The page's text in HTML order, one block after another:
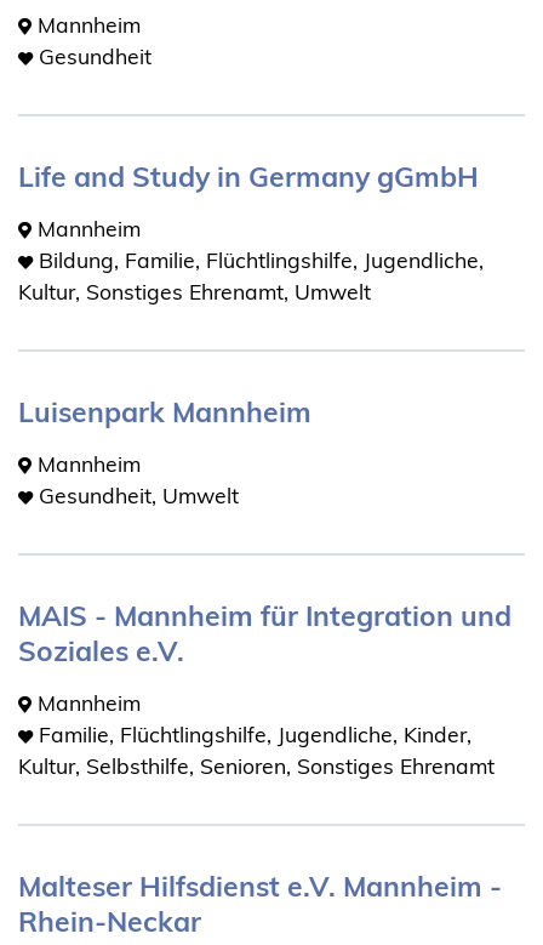
Mannheim
Gesundheit
Life and Study in Germany gGmbH
Mannheim
Bildung, Familie, Flüchtlingshilfe, Jugendliche,
Kultur, Sonstiges Ehrenamt, Umwelt
Luisenpark Mannheim
Mannheim
Gesundheit, Umwelt
MAIS - Mannheim für Integration und
Soziales e.V.
Mannheim
Familie, Flüchtlingshilfe, Jugendliche, Kinder,
Kultur, Selbsthilfe, Senioren, Sonstiges Ehrenamt
Malteser Hilfsdienst e.V. Mannheim -
Rhein-Neckar